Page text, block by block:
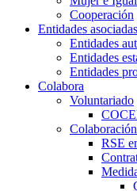
Cooperación
Entidades asociadas
Entidades
Entidades
Entidades
Colabora
Voluntariado
RSE